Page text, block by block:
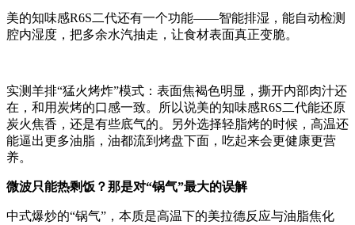
美的知味感R6S二代还有一个功能——智能排湿，能自动检测
腔内湿度，把多余水汽抽走，让食材表面真正变脆。
实测羊排“猛火烤炸”模式：表面焦褐色明显，撕开内部肉汁还
在，和用炭烤的口感一致。所以说美的知味感R6S二代能还原
炭火焦香，还是有些底气的。另外选择轻脂烤的时候，高温还
能逼出更多油脂，油都流到烤盘下面，吃起来会更健康更营
养。
微波只能热剩饭？那是对“锅气”最大的误解
中式爆炒的“锅气”，本质是高温下的美拉德反应与油脂焦化